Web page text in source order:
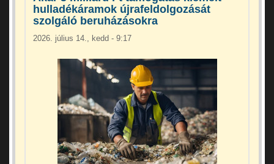
hulladékáramok újrafeldolgozását
szolgáló beruházásokra
2026. július 14., kedd - 9:17